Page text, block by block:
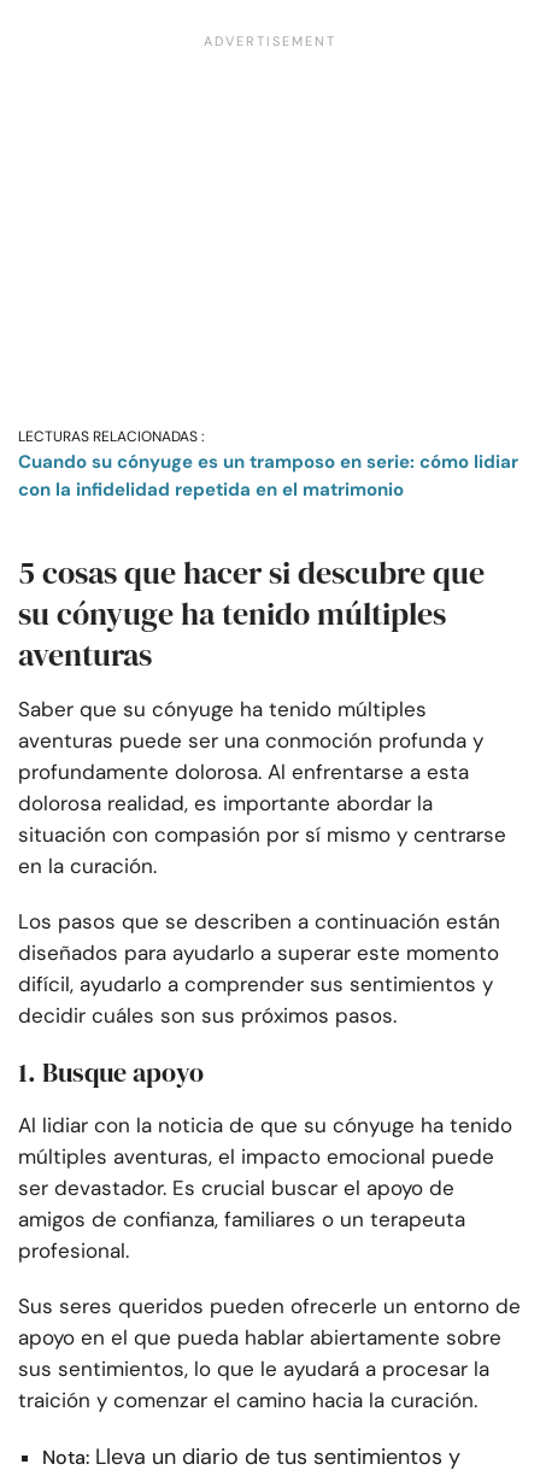
LECTURAS RELACIONADAS :
Cuando su cónyuge es un tramposo en serie: cómo lidiar
con la infidelidad repetida en el matrimonio
5 cosas que hacer si descubre que
su cónyuge ha tenido múltiples
aventuras
Saber que su cónyuge ha tenido múltiples
aventuras puede ser una conmoción profunda y
profundamente dolorosa. Al enfrentarse a esta
dolorosa realidad, es importante abordar la
situación con compasión por sí mismo y centrarse
en la curación.
Los pasos que se describen a continuación están
diseñados para ayudarlo a superar este momento
difícil, ayudarlo a comprender sus sentimientos y
decidir cuáles son sus próximos pasos.
1. Busque apoyo
Al lidiar con la noticia de que su cónyuge ha tenido
múltiples aventuras, el impacto emocional puede
ser devastador. Es crucial buscar el apoyo de
amigos de confianza, familiares o un terapeuta
profesional.
Sus seres queridos pueden ofrecerle un entorno de
apoyo en el que pueda hablar abiertamente sobre
sus sentimientos, lo que le ayudará a procesar la
traición y comenzar el camino hacia la curación.
Nota: Lleva un diario de tus sentimientos y